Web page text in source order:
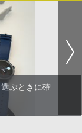
ぶときに確